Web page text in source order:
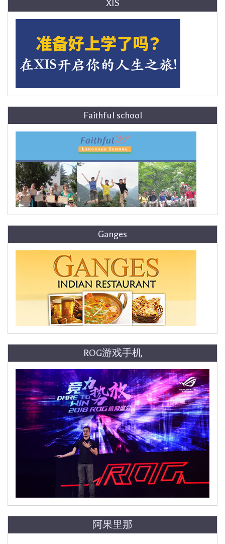
XIS
Faithful school
Ganges
ROG游戏手机
阿果里那